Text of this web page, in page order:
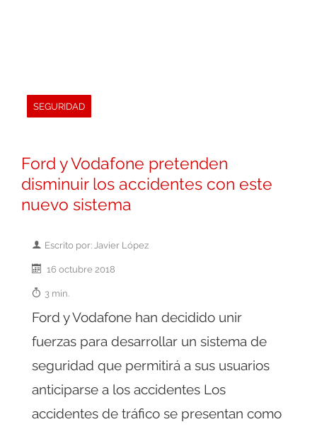
SEGURIDAD
Ford y Vodafone pretenden
disminuir los accidentes con este
nuevo sistema
Escrito por: Javier López
16 octubre 2018
3 min.
Ford y Vodafone han decidido unir
fuerzas para desarrollar un sistema de
seguridad que permitirá a sus usuarios
anticiparse a los accidentes Los
accidentes de tráfico se presentan como